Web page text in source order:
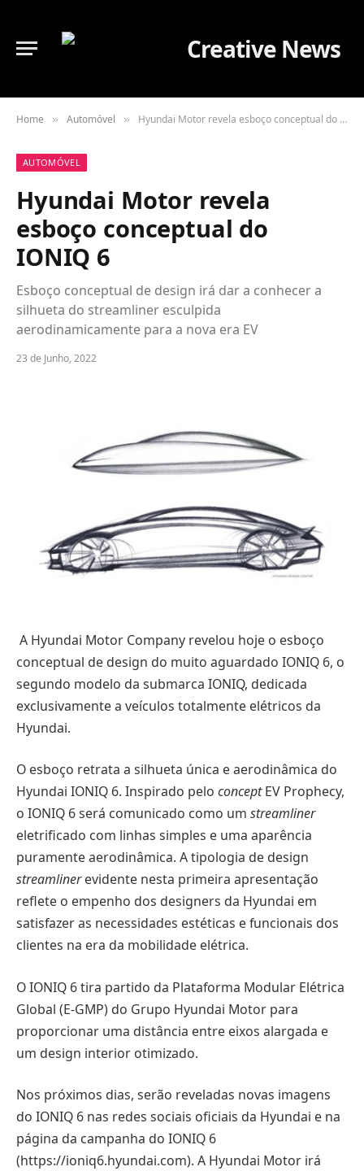
Home » Automóvel » Hyundai Motor revela esboço conceptual do IONIQ 6
AUTOMÓVEL
Hyundai Motor revela
esboço conceptual do
IONIQ 6
Esboço conceptual de design irá dar a conhecer a
silhueta do streamliner esculpida
aerodinamicamente para a nova era EV
23 de Junho, 2022
A Hyundai Motor Company revelou hoje o esboço
conceptual de design do muito aguardado IONIQ 6, o
segundo modelo da submarca IONIQ, dedicada
exclusivamente a veículos totalmente elétricos da
Hyundai.
O esboço retrata a silhueta única e aerodinâmica do
Hyundai IONIQ 6. Inspirado pelo conceptEV Prophecy,
o IONIQ 6 será comunicado como um streamliner
eletrificado com linhas simples e uma aparência
puramente aerodinâmica. A tipologia de design
streamlinerevidente nesta primeira apresentação
reflete o empenho dos designers da Hyundai em
satisfazer as necessidades estéticas e funcionais dos
clientes na era da mobilidade elétrica.
O IONIQ 6 tira partido da Plataforma Modular Elétrica
Global (E-GMP) do Grupo Hyundai Motor para
proporcionar uma distância entre eixos alargada e
um design interior otimizado.
Nos próximos dias, serão reveladas novas imagens
do IONIQ 6 nas redes sociais oficiais da Hyundai e na
página da campanha do IONIQ 6
(https://ioniq6.hyundai.com). A Hyundai Motor irá